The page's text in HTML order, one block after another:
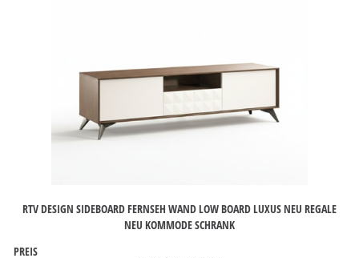
RTV DESIGN SIDEBOARD FERNSEH WAND LOW BOARD LUXUS NEU REGALE
NEU KOMMODE SCHRANK
PREIS